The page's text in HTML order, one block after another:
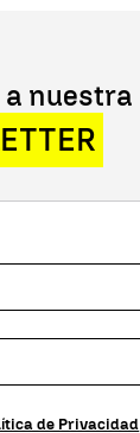
nuestra
de Privacidad